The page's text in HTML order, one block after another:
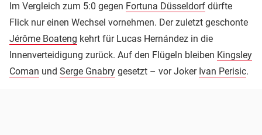
Im Vergleich zum 5:0 gegen Fortuna Düsseldorf dürfte
Flick nur einen Wechsel vornehmen. Der zuletzt geschonte
Jérôme Boateng kehrt für Lucas Hernández in die
Innenverteidigung zurück. Auf den Flügeln bleiben Kingsley
Coman und Serge Gnabry gesetzt – vor Joker Ivan Perisic.